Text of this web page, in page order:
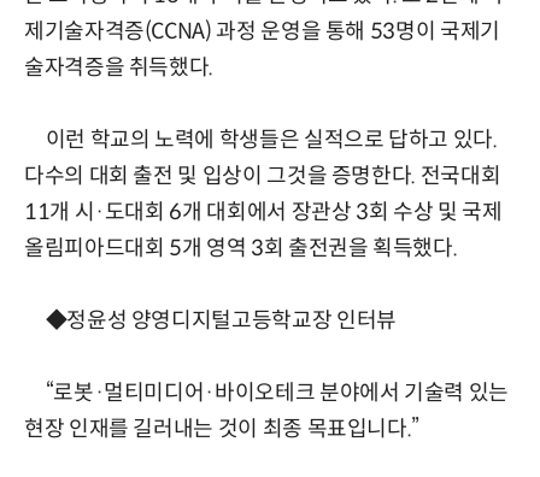
제기술자격증(CCNA) 과정 운영을 통해 53명이 국제기
술자격증을 취득했다.
이런 학교의 노력에 학생들은 실적으로 답하고 있다.
다수의 대회 출전 및 입상이 그것을 증명한다. 전국대회
11개 시·도대회 6개 대회에서 장관상 3회 수상 및 국제
올림피아드대회 5개 영역 3회 출전권을 획득했다.
◆정윤성 양영디지털고등학교장 인터뷰
“로봇·멀티미디어·바이오테크 분야에서 기술력 있는
현장 인재를 길러내는 것이 최종 목표입니다.”